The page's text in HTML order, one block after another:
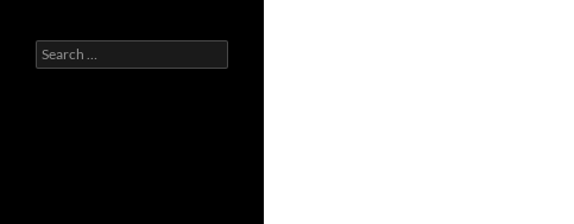
Search
for: